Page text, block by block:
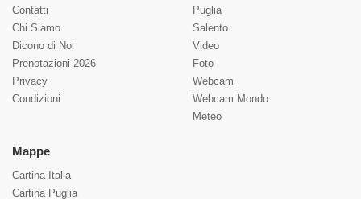
Contatti
Chi Siamo
Dicono di Noi
Prenotazioni 2026
Privacy
Condizioni
Puglia
Salento
Video
Foto
Webcam
Webcam Mondo
Meteo
Mappe
Cartina Italia
Cartina Puglia